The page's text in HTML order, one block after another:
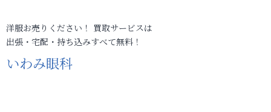
洋服お売りください！ 買取サービスは
出張・宅配・持ち込みすべて無料！
いわみ眼科